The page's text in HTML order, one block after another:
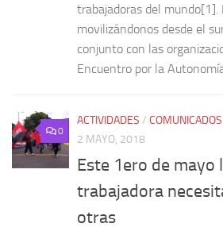
trabajadoras del mundo[1].
movilizándonos desde el
conjunto con las
Encuentro por la Autonomía
0
ACTIVIDADES / COMUNICADOS
2 MAYO, 2018
Este 1ero de mayo
trabajadora
otras